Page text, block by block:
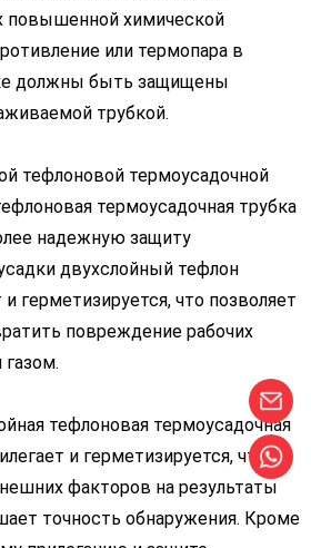
повышенной химической
или термопара в
должны быть защищены
трубкой.
тефлоновой термоусадочной
термоусадочная трубка
надежную защиту
двухслойный тефлон
герметизируется, что позволяет
повреждение рабочих
тефлоновая термоусадочная
и герметизируется, что
факторов на результаты
точность обнаружения. Кроме